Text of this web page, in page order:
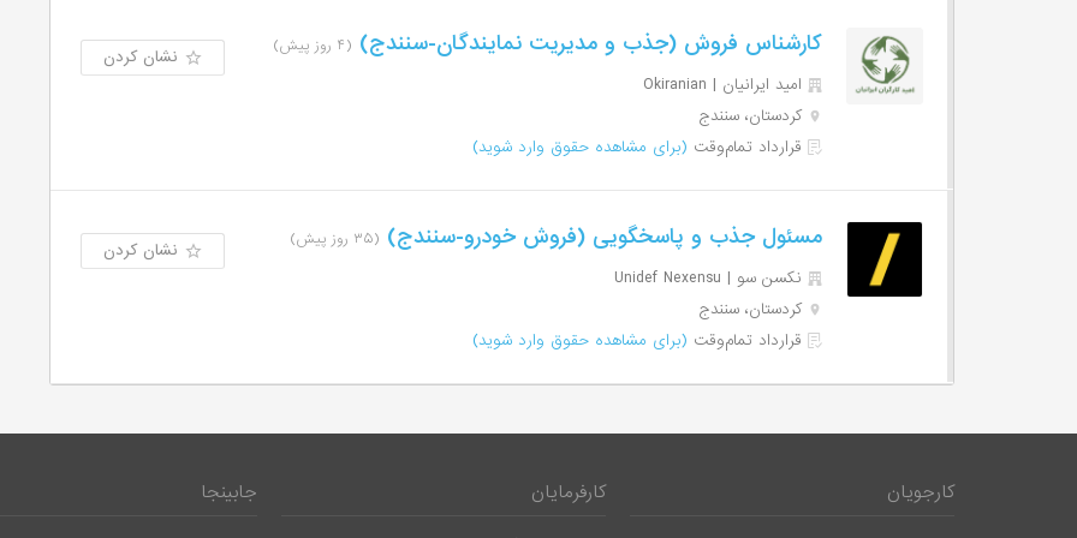
کارشناس فروش (جذب و مدیریت نمایندگان-سنندج) (۴ روز پیش)
امید ایرانیان | Okiranian
کردستان، سنندج
قرارداد تمام‌وقت (برای مشاهده حقوق وارد شوید)
نشان کردن
مسئول جذب و پاسخگویی (فروش خودرو-سنندج) (۳۵ روز پیش)
نکسن سو | Unidef Nexensu
کردستان، سنندج
قرارداد تمام‌وقت (برای مشاهده حقوق وارد شوید)
نشان کردن
کارجویان کارفرمایان جابینجا